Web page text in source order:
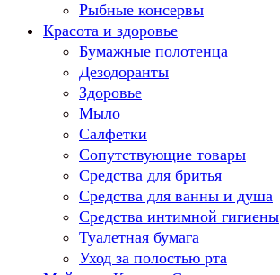
Рыбные консервы
Красота и здоровье
Бумажные полотенца
Дезодоранты
Здоровье
Мыло
Салфетки
Сопутствующие товары
Средства для бритья
Средства для ванны и душа
Средства интимной гигиены
Туалетная бумага
Уход за полостью рта